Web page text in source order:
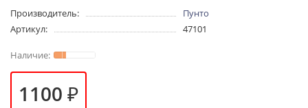
Производитель:
Пунто
Артикул:
47101
1100 ₽